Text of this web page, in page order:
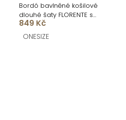
Bordó bavlněné košilové
dlouhé šaty FLORENTE s
páskem
849 Kč
ONESIZE